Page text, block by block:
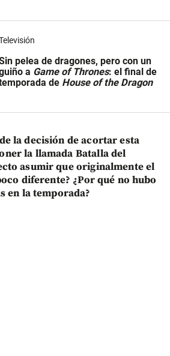
pelea de dragones, pero con un
a Game of Thrones: el final de
de House of the Dragon
la decisión de acortar esta
la llamada Batalla del
asumir que originalmente el
diferente? ¿Por qué no hubo
en la temporada?